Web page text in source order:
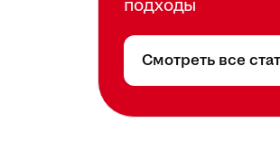
подходы
Смотреть все